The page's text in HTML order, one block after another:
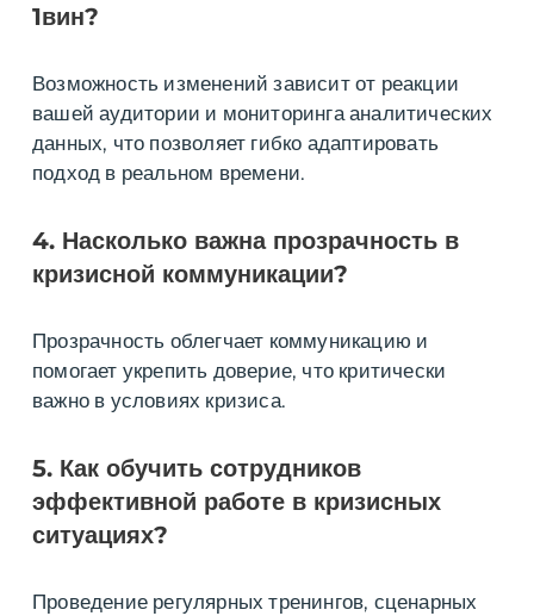
1вин?
Возможность изменений зависит от реакции
вашей аудитории и мониторинга аналитических
данных, что позволяет гибко адаптировать
подход в реальном времени.
4. Насколько важна прозрачность в
кризисной коммуникации?
Прозрачность облегчает коммуникацию и
помогает укрепить доверие, что критически
важно в условиях кризиса.
5. Как обучить сотрудников
эффективной работе в кризисных
ситуациях?
Проведение регулярных тренингов, сценарных